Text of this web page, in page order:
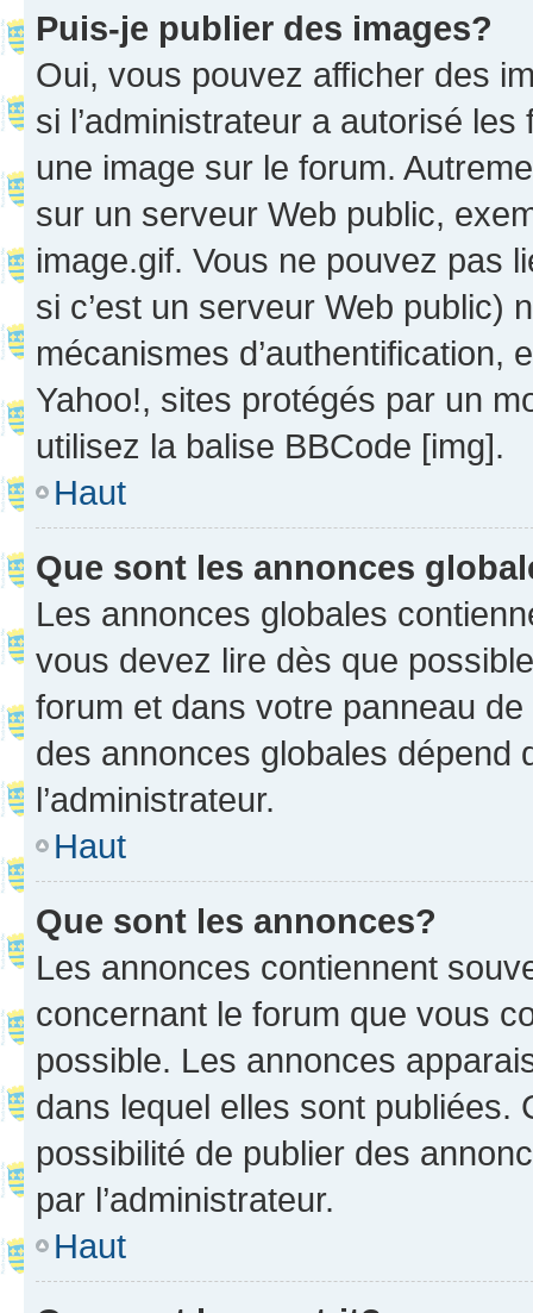
Puis-je publier des images?
Oui, vous pouvez afficher des
si l’administrateur a autorisé
une image sur le forum.
sur un serveur Web public,
image.gif. Vous ne pouvez pas
si c’est un serveur Web public)
mécanismes d’authentification,
Yahoo!, sites protégés par un
utilisez la balise BBCode [img].
Haut
Que sont les annonces
Les annonces globales
vous devez lire dès que
forum et dans votre panneau
des annonces globales dépend
l’administrateur.
Haut
Que sont les annonces?
Les annonces contiennent
concernant le forum que vous
possible. Les annonces
dans lequel elles sont publiées.
possibilité de publier des
par l’administrateur.
Haut